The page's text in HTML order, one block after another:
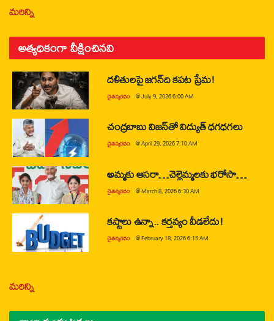
మరిన్ని
అత్యధికంగా వీక్షించినవి
దళితులపై జగన్‌ది కపట ప్రేమ!
చైతన్యరధం @July 9, 2026 6:00 AM
చంద్రబాబు విజన్‌తో విద్యుత్ ధగధగలు
చైతన్యరధం @April 29, 2026 7:10 AM
అమ్మకు ఆసరా…చెల్లెమ్మలకు భరోసా…
చైతన్యరధం @March 8, 2026 6:30 AM
కష్టాలు ఉన్నా.. కర్తవ్యం వీడలేదు!
చైతన్యరధం @February 18, 2026 6:15 AM
మరిన్ని